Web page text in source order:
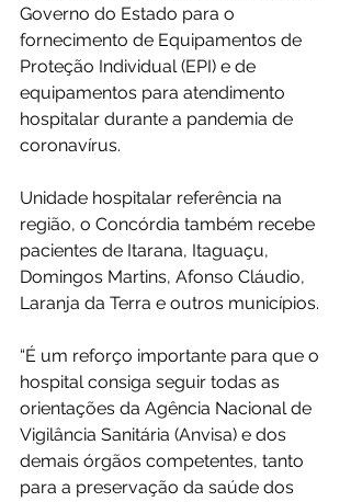
Governo do Estado para o
fornecimento de Equipamentos de
Proteção Individual (EPI) e de
equipamentos para atendimento
hospitalar durante a pandemia de
coronavírus.
Unidade hospitalar referência na
região, o Concórdia também recebe
pacientes de Itarana, Itaguaçu,
Domingos Martins, Afonso Cláudio,
Laranja da Terra e outros municípios.
“É um reforço importante para que o
hospital consiga seguir todas as
orientações da Agência Nacional de
Vigilância Sanitária (Anvisa) e dos
demais órgãos competentes, tanto
para a preservação da saúde dos